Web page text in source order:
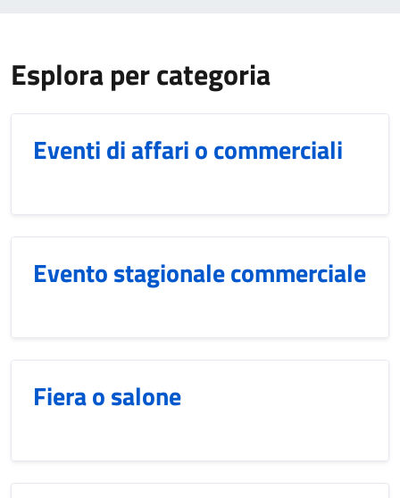
Esplora per categoria
Eventi di affari o commerciali
Evento stagionale commerciale
Fiera o salone